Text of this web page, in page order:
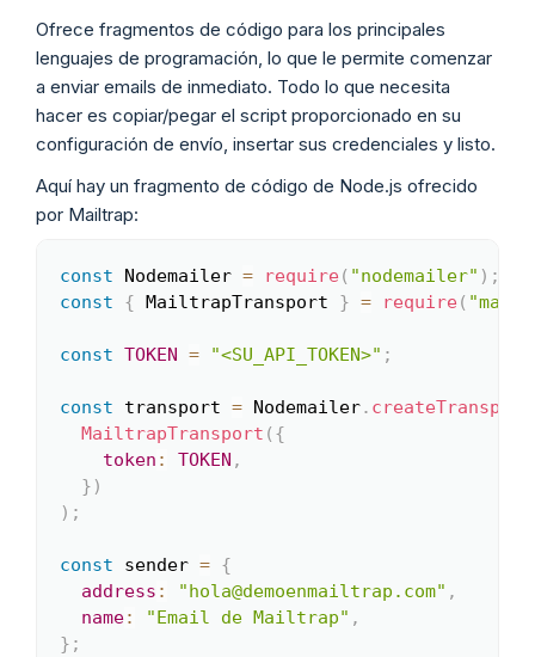
Ofrece fragmentos de código para los principales
lenguajes de programación, lo que le permite comenzar
a enviar emails de inmediato. Todo lo que necesita
hacer es copiar/pegar el script proporcionado en su
configuración de envío, insertar sus credenciales y listo.
Aquí hay un fragmento de código de Node.js ofrecido
por Mailtrap:
const Nodemailer = require( "nodemailer" ) ;
const
{ MailtrapTransport } = require(
const TOKEN = "<SU_API_TOKEN>" ;
const transport = Nodemailer. createTransport
MailtrapTransport ( {
token : TOKEN ,
} )
) ;
const sender = {
address : "hola@demoenmailtrap.com" ,
name: "Email de Mailtrap" ,
} ;
Copy